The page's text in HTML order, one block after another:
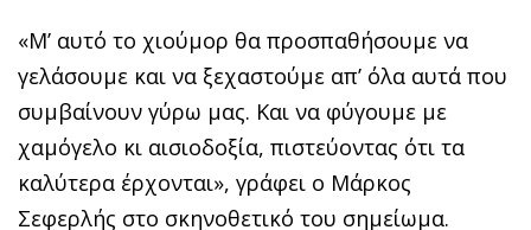
«Μ’ αυτό το χιούμορ θα προσπαθήσουμε να
γελάσουμε και να ξεχαστούμε απ’ όλα αυτά που
συμβαίνουν γύρω μας. Και να φύγουμε με
χαμόγελο κι αισιοδοξία, πιστεύοντας ότι τα
καλύτερα έρχονται», γράφει ο Μάρκος
Σεφερλής στο σκηνοθετικό του σημείωμα.